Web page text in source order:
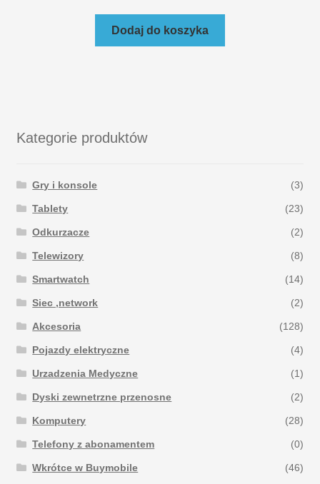
Dodaj do koszyka
Kategorie produktów
Gry i konsole (3)
Tablety (23)
Odkurzacze (2)
Telewizory (8)
Smartwatch (14)
Siec ,network (2)
Akcesoria (128)
Pojazdy elektryczne (4)
Urzadzenia Medyczne (1)
Dyski zewnetrzne przenosne (2)
Komputery (28)
Telefony z abonamentem (0)
Wkrótce w Buymobile (46)